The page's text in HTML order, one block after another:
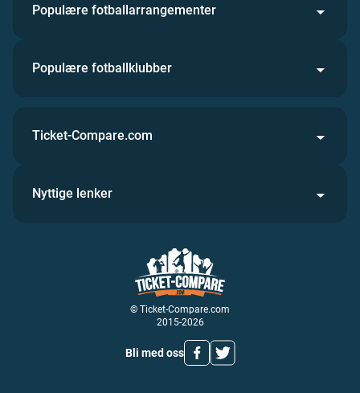
Populære fotballarrangementer
Populære fotballklubber
© Ticket-Compare.com
2015-2026
Bli med oss
Ticket-Compare.com
Nyttige lenker